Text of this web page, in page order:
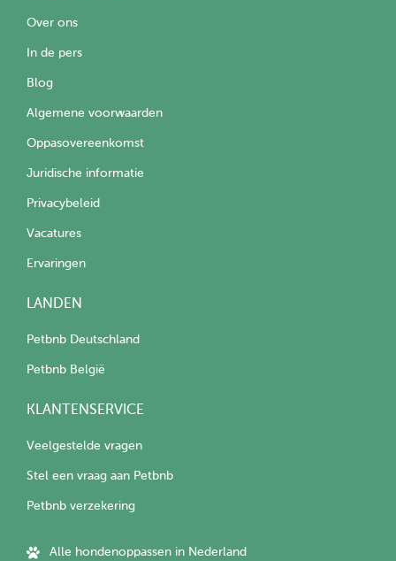
Over ons
In de pers
Blog
Algemene voorwaarden
Oppasovereenkomst
Juridische informatie
Privacybeleid
Vacatures
Ervaringen
LANDEN
Petbnb Deutschland
Petbnb België
KLANTENSERVICE
Veelgestelde vragen
Stel een vraag aan Petbnb
Petbnb verzekering
Alle hondenoppassen in Nederland